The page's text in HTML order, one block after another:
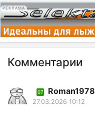
РЕКЛАМА
Комментарии
07 Roman1978
27.03.2026 10:12